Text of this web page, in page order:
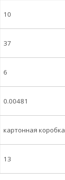
10
37
6
0.00481
картонная коробка
13